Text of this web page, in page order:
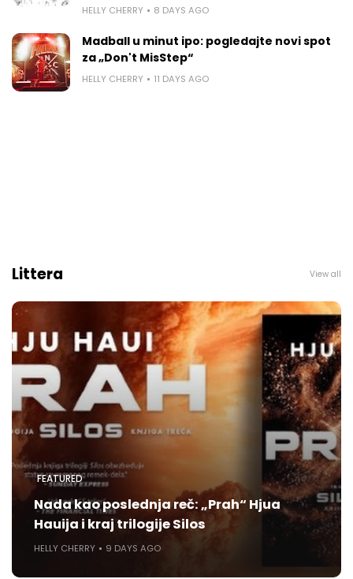
HELLY CHERRY 8 DAYS AGO
Madball u minut ipo: pogledajte novi spot
za „Don't MisStep“
HELLY CHERRY 11 DAYS AGO
Littera View all
FEATURED
Nada kao poslednja reč: „Prah“ Hjua
Hauija i kraj trilogije Silos
HELLY CHERRY 9 DAYS AGO